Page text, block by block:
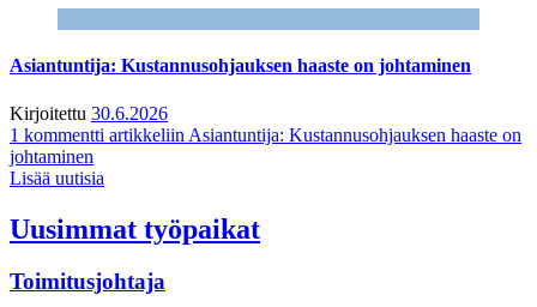
Asiantuntija: Kustannusohjauksen haaste on johtaminen
Kirjoitettu 30.6.2026
1 kommentti artikkeliin Asiantuntija: Kustannusohjauksen haaste on
johtaminen
Lisää uutisia
Uusimmat työpaikat
Toimitusjohtaja